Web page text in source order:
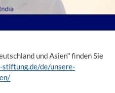
und Asien" finden Sie
de/unsere-